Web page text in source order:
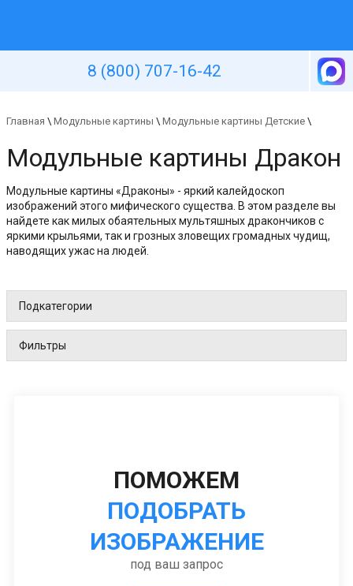
8 (800) 707-16-42
Главная \ Модульные картины \ Модульные картины Детские \
Модульные картины Дракон
Модульные картины «Драконы» - яркий калейдоскоп
изображений этого мифического существа. В этом разделе вы
найдете как милых обаятельных мультяшных дракончиков с
яркими крыльями, так и грозных зловещих громадных чудищ,
наводящих ужас на людей.
Подкатегории
Фильтры
ПОМОЖЕМ
ПОДОБРАТЬ
ИЗОБРАЖЕНИЕ
под ваш запрос